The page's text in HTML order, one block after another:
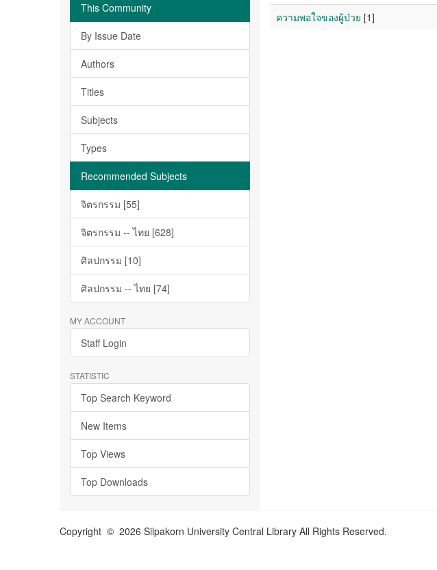
This Community
By Issue Date
Authors
Titles
Subjects
Types
Recommended Subjects
จิตรกรรม [55]
จิตรกรรม -- ไทย [628]
ศิลปกรรม [10]
ศิลปกรรม -- ไทย [74]
MY ACCOUNT
Staff Login
STATISTIC
Top Search Keyword
New Items
Top Views
Top Downloads
ความพอใจของผู้ป่วย [1]
Copyright © 2026 Silpakorn University Central Library All Rights Reserved.